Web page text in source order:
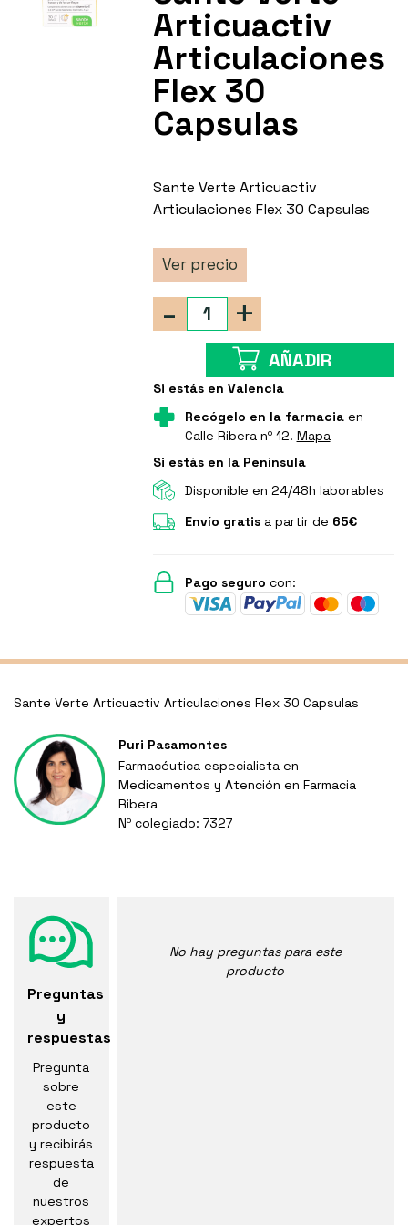
Articuactiv
Articulaciones
Flex 30
Capsulas
Sante Verte Articuactiv
Articulaciones Flex 30 Capsulas
Ver precio
+
-
AÑADIR
Si estás en Valencia
Recógelo en la farmaciaen
Calle Ribera nº 12. Mapa
Si estás en la Península
Disponible en 24/48h laborables
Envío gratisa partir de 65€
Pago seguro con:
Sante Verte Articuactiv Articulaciones Flex 30 Capsulas
Puri Pasamontes
Farmacéutica especialista en
Medicamentos y Atención en Farmacia
Ribera
Nº colegiado: 7327
Preguntas
y
respuestas
Pregunta
sobre
este
producto
y recibirás
respuesta
de
nuestros
expertos
No hay preguntas para este
producto